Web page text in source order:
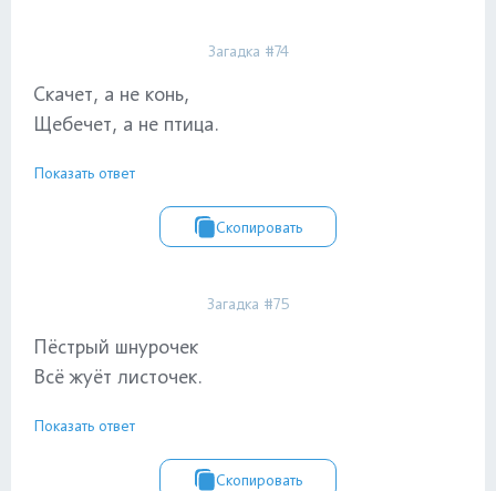
Загадка #74
Скачет, а не конь,
Щебечет, а не птица.
Показать ответ
Скопировать
Загадка #75
Пёстрый шнурочек
Всё жуёт листочек.
Показать ответ
Скопировать